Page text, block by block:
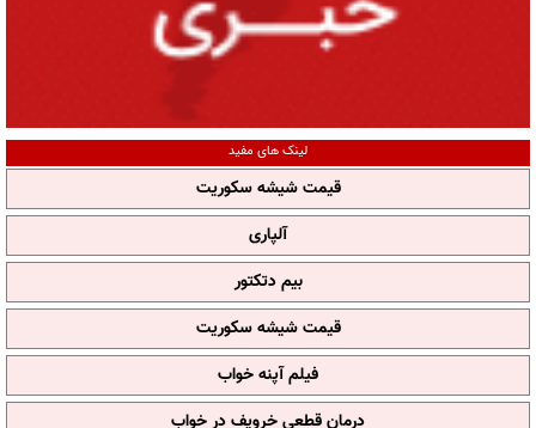
لینک های مفید
قیمت شیشه سکوریت
آلپاری
بیم دتکتور
قیمت شیشه سکوریت
فیلم آپنه خواب
درمان قطعی خروپف در خواب